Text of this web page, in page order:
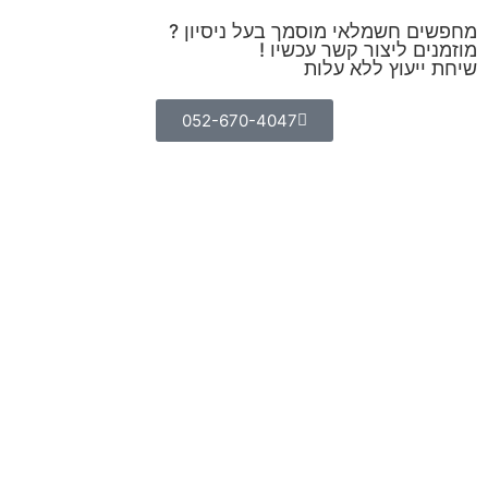
מחפשים חשמלאי מוסמך בעל ניסיון ?
מוזמנים ליצור קשר עכשיו !
שיחת ייעוץ ללא עלות
052-670-4047